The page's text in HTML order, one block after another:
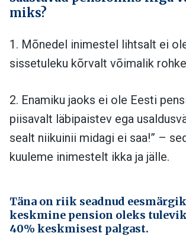
miks?
1. Mõnedel inimestel lihtsalt ei
sissetuleku kõrvalt võimalik
2. Enamiku jaoks ei ole Eesti
piisavalt läbipaistev ega
sealt niikuinii midagi ei saa!” –
kuuleme inimestelt ikka ja jälle.
Täna on riik seadnud
keskmine pension oleks
40% keskmisest palgast.